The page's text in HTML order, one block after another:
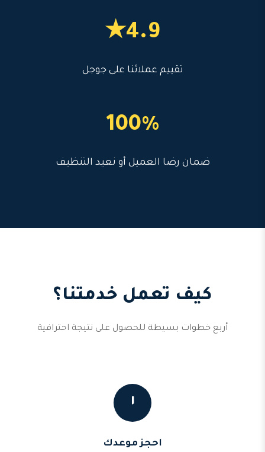
4.9★
تقييم عملائنا على جوجل
100%
ضمان رضا العميل أو نعيد التنظيف
كيف تعمل خدمتنا؟
أربع خطوات بسيطة للحصول على نتيجة احترافية
١
احجز موعدك